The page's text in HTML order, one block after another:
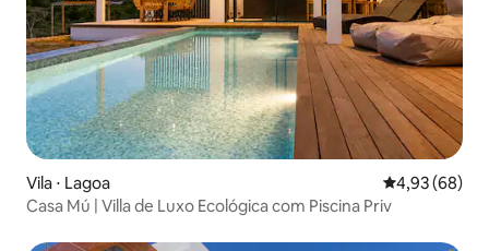
Vila ⋅ Lagoa 4,93 de uma
4,93 (68)
Casa Mú | Villa de Luxo Ecológica com Piscina Priv